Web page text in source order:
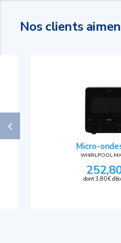
Nos clients
Micro-
WHIRLPOOL
dont 3,80 €